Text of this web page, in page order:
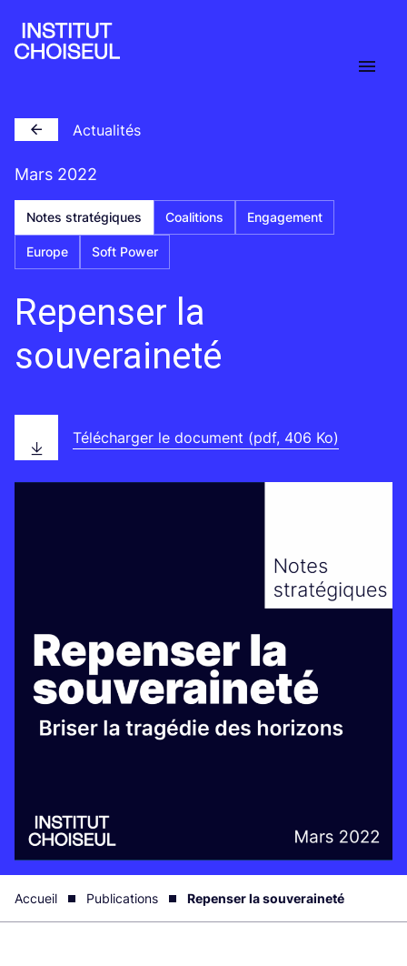
Actualités
Mars 2022
Notes stratégiques Coalitions Engagement
Europe Soft Power
Repenser la
souveraineté
Télécharger le document (pdf, 406 Ko)
Accueil Publications Repenser la souveraineté